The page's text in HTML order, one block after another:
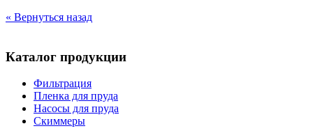
« Вернуться назад
Каталог продукции
Фильтрация
Пленка для пруда
Насосы для пруда
Скиммеры